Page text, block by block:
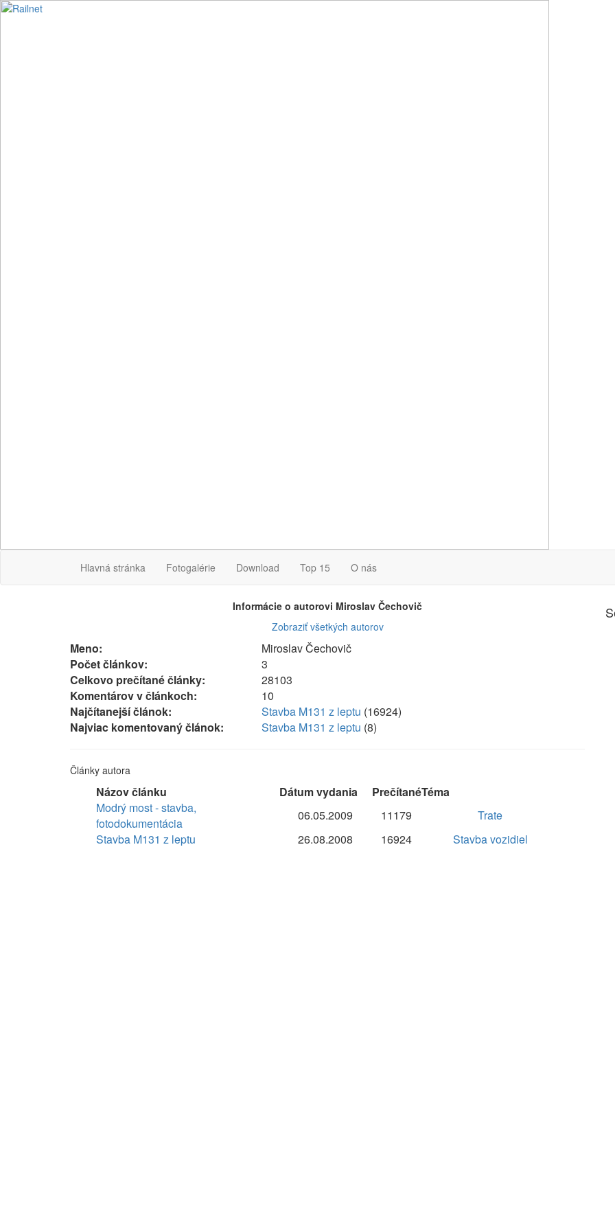
Hlavná stránka Fotogalérie Download Top 15 O nás
Informácie o autorovi Miroslav Čechovič
Zobraziť všetkých autorov
Meno:
Miroslav Čechovič
Počet článkov:
3
Celkovo prečítané články:
28103
Komentárov v článkoch:
10
Najčítanejší článok:
Stavba M131 z leptu (16924)
Najviac komentovaný článok:
Stavba M131 z leptu (8)
Články autora
Názov článku Dátum vydania PrečítanéTéma
Modrý most - stavba,
fotodokumentácia
06.05.2009 11179
Trate
Stavba M131 z leptu
26.08.2008 16924 Stavba vozidiel